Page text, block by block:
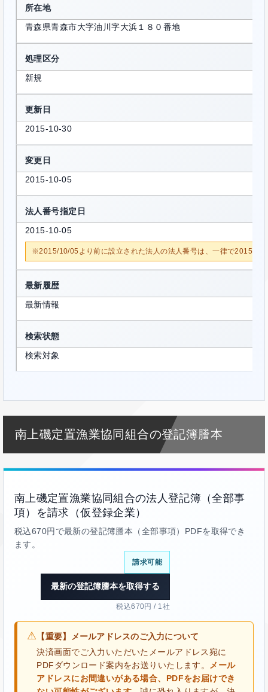
所在地
青森県青森市大字油川字大浜１８０番地
処理区分
新規
更新日
2015-10-30
変更日
2015-10-05
法人番号指定日
2015-10-05
※2015/10/05より前に設立された法人の法人番号は、一律で2015/10/
最新履歴
最新情報
検索状態
検索対象
南上磯定置漁業協同組合の登記簿謄本
南上磯定置漁業協同組合の法人登記簿（全部事
項）を請求（仮登録企業）
税込670円で最新の登記簿謄本（全部事項）PDFを取得でき
ます。
請求可能
最新の登記簿謄本を取得する
税込670円 / 1社
⚠ 【重要】メールアドレスのご入力について
決済画面でご入力いただいたメールアドレス宛に
PDFダウンロード案内をお送りいたします。
メール
アドレスにお間違いがある場合、PDFをお届けでき